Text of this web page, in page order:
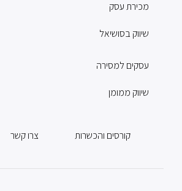
מכירת עסק
שיווק בסושיאל
עסקים למסירה
שיווק ממומן
צרו קשר קורסים והכשרות